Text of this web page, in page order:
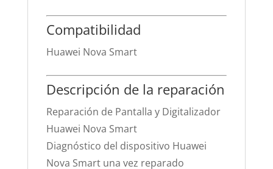
Compatibilidad
Huawei Nova Smart
Descripción de la reparación
Reparación de Pantalla y Digitalizador
Huawei Nova Smart
Diagnóstico del dispositivo Huawei
Nova Smart una vez reparado